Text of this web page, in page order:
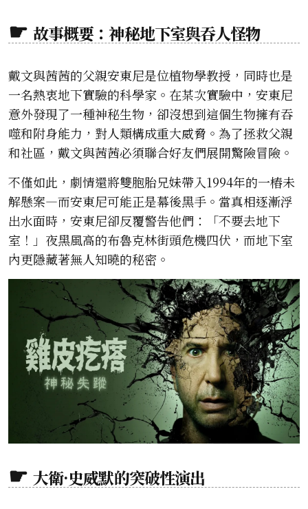
故事概要：神秘地下室與吞人怪物
戴文與茜茜的父親安東尼是位植物學教授，同時也是
一名熱衷地下實驗的科學家。在某次實驗中，安東尼
意外發現了一種神秘生物，卻沒想到這個生物擁有吞
噬和附身能力，對人類構成重大威脅。為了拯救父親
和社區，戴文與茜茜必須聯合好友們展開驚險冒險。
不僅如此，劇情還將雙胞胎兄妹帶入1994年的一樁未
解懸案—而安東尼可能正是幕後黑手。當真相逐漸浮
出水面時，安東尼卻反覆警告他們：「不要去地下
室！」夜黑風高的布魯克林街頭危機四伏，而地下室
內更隱藏著無人知曉的秘密。
大衛·史威默的突破性演出